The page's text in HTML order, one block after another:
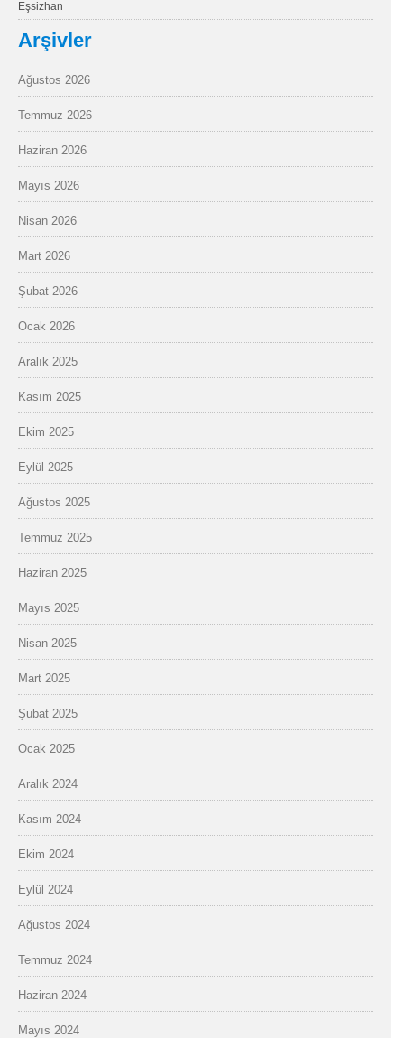
Eşsizhan
Arşivler
Ağustos 2026
Temmuz 2026
Haziran 2026
Mayıs 2026
Nisan 2026
Mart 2026
Şubat 2026
Ocak 2026
Aralık 2025
Kasım 2025
Ekim 2025
Eylül 2025
Ağustos 2025
Temmuz 2025
Haziran 2025
Mayıs 2025
Nisan 2025
Mart 2025
Şubat 2025
Ocak 2025
Aralık 2024
Kasım 2024
Ekim 2024
Eylül 2024
Ağustos 2024
Temmuz 2024
Haziran 2024
Mayıs 2024